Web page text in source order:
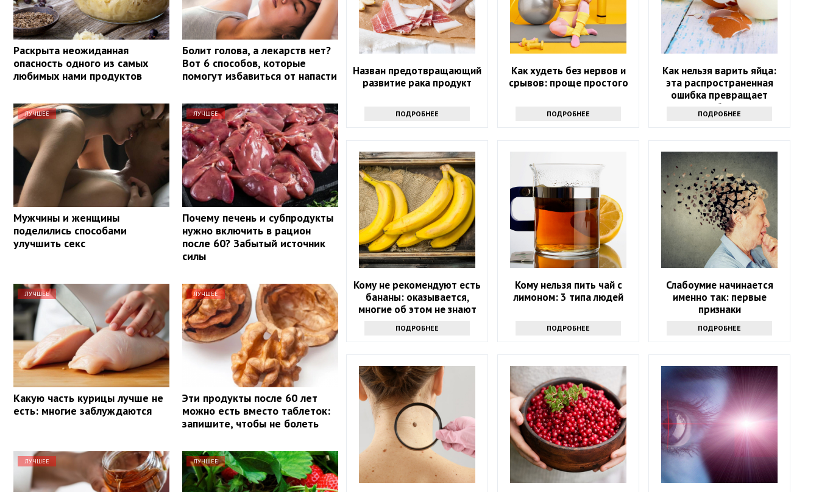
Раскрыта неожиданная
опасность одного из самых
любимых нами продуктов
Болит голова, а лекарств нет?
Вот 6 способов, которые
помогут избавиться от напасти
ЛУЧШЕЕ
Мужчины и женщины
поделились способами
улучшить секс
ЛУЧШЕЕ
Почему печень и субпродукты
нужно включить в рацион
после 60? Забытый источник
силы
ЛУЧШЕЕ
Какую часть курицы лучше не
есть: многие заблуждаются
ЛУЧШЕЕ
Эти продукты после 60 лет
можно есть вместо таблеток:
запишите, чтобы не болеть
ЛУЧШЕЕ ЛУЧШЕЕ
Назван предотвращающий
развитие рака продукт
ПОДРОБНЕЕ
Как худеть без нервов и
срывов: проще простого
ПОДРОБНЕЕ
Как нельзя варить яйца:
эта распространенная
ошибка превращает
полезное блюдо в яд
ПОДРОБНЕЕ
Кому не рекомендуют есть
бананы: оказывается,
многие об этом не знают
ПОДРОБНЕЕ
Кому нельзя пить чай с
лимоном: 3 типа людей
ПОДРОБНЕЕ
Слабоумие начинается
именно так: первые
признаки
ПОДРОБНЕЕ